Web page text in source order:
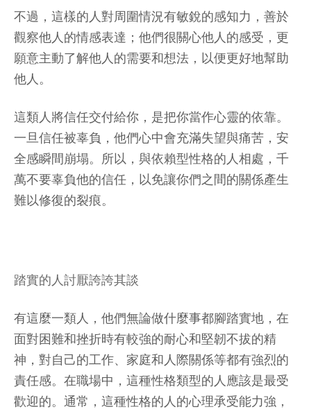
不過，這樣的人對周圍情況有敏銳的感知力，善於
觀察他人的情感表達；他們很關心他人的感受，更
願意主動了解他人的需要和想法，以便更好地幫助
他人。
這類人將信任交付給你，是把你當作心靈的依靠。
一旦信任被辜負，他們心中會充滿失望與痛苦，安
全感瞬間崩塌。所以，與依賴型性格的人相處，千
萬不要辜負他的信任，以免讓你們之間的關係產生
難以修復的裂痕。
踏實的人討厭誇誇其談
有這麼一類人，他們無論做什麼事都腳踏實地，在
面對困難和挫折時有較強的耐心和堅韌不拔的精
神，對自己的工作、家庭和人際關係等都有強烈的
責任感。在職場中，這種性格類型的人應該是最受
歡迎的。通常，這種性格的人的心理承受能力強，